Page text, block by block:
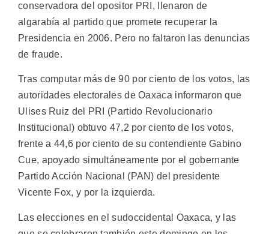
conservadora del opositor PRI, llenaron de
algarabía al partido que promete recuperar la
Presidencia en 2006. Pero no faltaron las denuncias
de fraude.
Tras computar más de 90 por ciento de los votos, las
autoridades electorales de Oaxaca informaron que
Ulises Ruiz del PRI (Partido Revolucionario
Institucional) obtuvo 47,2 por ciento de los votos,
frente a 44,6 por ciento de su contendiente Gabino
Cue, apoyado simultáneamente por el gobernante
Partido Acción Nacional (PAN) del presidente
Vicente Fox, y por la izquierda.
Las elecciones en el sudoccidental Oaxaca, y las